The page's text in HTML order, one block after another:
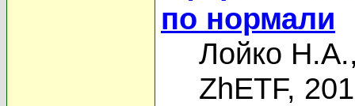
по нормали
Лойко Н.А.
ZhETF,